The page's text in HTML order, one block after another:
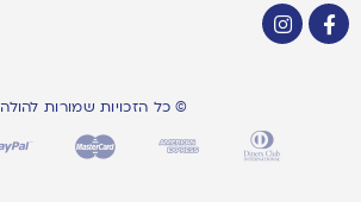
© כל הזכויות שמורות להולה